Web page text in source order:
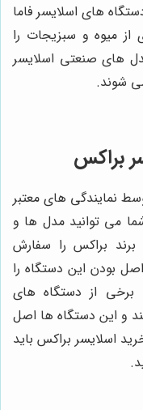
های اسلایسر فاما
از میوه و سبزیجات را
های صنعتی اسلایسر
شوند.
براکس
نمایندگی های معتبر
می توانید مدل ها و
برند براکس را سفارش
بودن این دستگاه را
برخی از دستگاه های
و این دستگاه ها اصل
اسلایسر براکس باید